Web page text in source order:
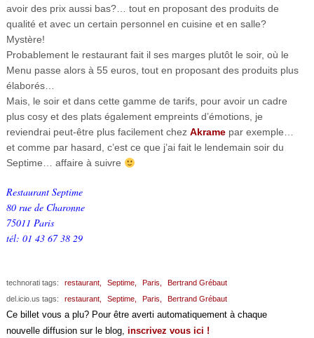
avoir des prix aussi bas?… tout en proposant des produits de
qualité et avec un certain personnel en cuisine et en salle?
Mystère!
Probablement le restaurant fait il ses marges plutôt le soir, où le
Menu passe alors à 55 euros, tout en proposant des produits plus
élaborés…
Mais, le soir et dans cette gamme de tarifs, pour avoir un cadre
plus cosy et des plats également empreints d’émotions, je
reviendrai peut-être plus facilement chez Akramepar exemple…
et comme par hasard, c’est ce que j’ai fait le lendemain soir du
Septime… affaire à suivre
Restaurant Septime
80 rue de Charonne
75011 Paris
tél: 01 43 67 38 29
technorati tags: restaurant, Septime, Paris,
Bertrand Grébaut
del.icio.us tags:
restaurant, Septime, Paris, Bertrand Grébaut
Ce billet vous a plu? Pour être averti automatiquement à chaque
nouvelle diffusion sur le blog, inscrivez vous ici !